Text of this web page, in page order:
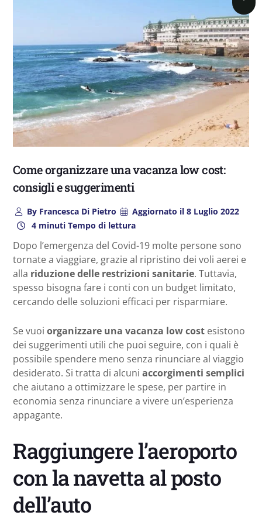
Come organizzare una vacanza low cost:
consigli e suggerimenti
ByFrancesca Di Pietro Aggiornato il 8 Luglio 2022
4 minuti Tempo di lettura
Dopo l’emergenza del Covid-19 molte persone sono
tornate a viaggiare, grazie al ripristino dei voli aerei e
alla riduzione delle restrizioni sanitarie. Tuttavia,
spesso bisogna fare i conti con un budget limitato,
cercando delle soluzioni efficaci per risparmiare.
Se vuoi organizzare una vacanza low cost esistono
dei suggerimenti utili che puoi seguire, con i quali è
possibile spendere meno senza rinunciare al viaggio
desiderato. Si tratta di alcuni accorgimenti semplici
che aiutano a ottimizzare le spese, per partire in
economia senza rinunciare a vivere un’esperienza
appagante.
Raggiungere l’aeroporto
con la navetta al posto
dell’auto